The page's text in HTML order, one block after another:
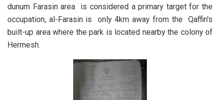
dunum Farasin area is considered a primary target for the
occupation, al-Farasin is only 4km away from the Qaffin's
built-up area where the park is located nearby the colony of
Hermesh.